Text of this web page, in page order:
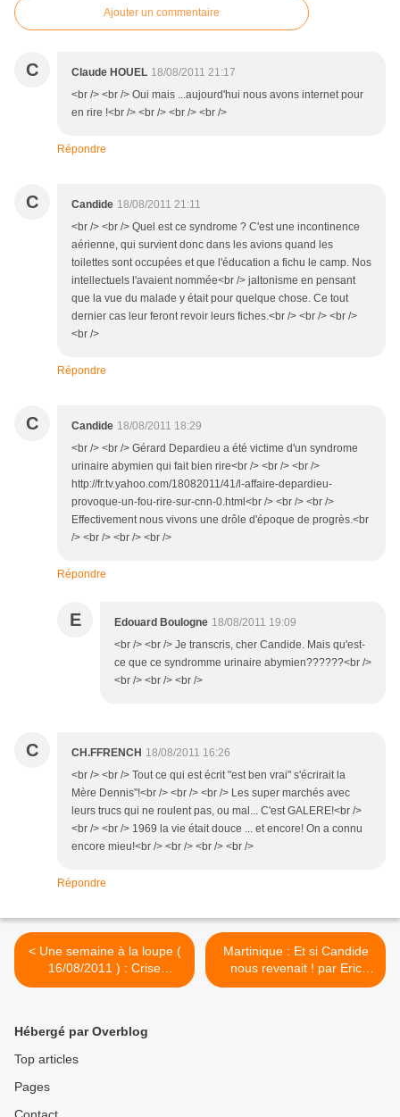
Ajouter un commentaire
C Claude HOUEL 18/08/2011 21:17
<br /> <br /> Oui mais ...aujourd'hui nous avons internet pour
en rire !<br /> <br /> <br /> <br />
Répondre
C Candide 18/08/2011 21:11
<br /> <br /> Quel est ce syndrome ? C'est une incontinence
aérienne, qui survient donc dans les avions quand les
toilettes sont occupées et que l'éducation a fichu le camp. Nos
intellectuels l'avaient nommée<br /> jaltonisme en pensant
que la vue du malade y était pour quelque chose. Ce tout
dernier cas leur feront revoir leurs fiches.<br /> <br /> <br />
<br />
Répondre
C Candide 18/08/2011 18:29
<br /> <br /> Gérard Depardieu a été victime d'un syndrome
urinaire abymien qui fait bien rire<br /> <br /> <br />
http://fr.tv.yahoo.com/18082011/41/l-affaire-depardieu-
provoque-un-fou-rire-sur-cnn-0.html<br /> <br /> <br />
Effectivement nous vivons une drôle d'époque de progrès.<br
/> <br /> <br /> <br />
Répondre
E Edouard Boulogne 18/08/2011 19:09
<br /> <br /> Je transcris, cher Candide. Mais qu'est-
ce que ce syndromme urinaire abymien??????<br />
<br /> <br /> <br />
C CH.FFRENCH 18/08/2011 16:26
<br /> <br /> Tout ce qui est écrit "est ben vrai" s'écrirait la
Mère Dennis"!<br /> <br /> <br /> Les super marchés avec
leurs trucs qui ne roulent pas, ou mal... C'est GALERE!<br />
<br /> <br /> 1969 la vie était douce ... et encore! On a connu
encore mieu!<br /> <br /> <br /> <br />
Répondre
< Une semaine à la loupe (
16/08/2011 ) : Crise
financière, à qui profite la
Martinique : Et si Candide
nous revenait ! par Eric
Nogard. >
Hébergé par Overblog
Top articles
Pages